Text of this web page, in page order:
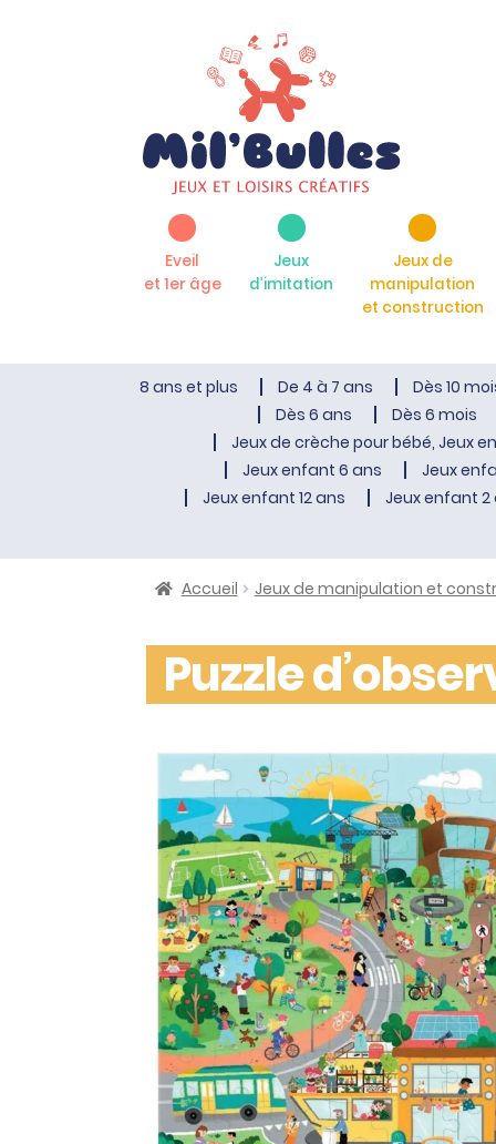
Eveil
et 1er âge
Jeux
d’imitation
Jeux de
manipulation
et construction
8 ans et plus De 4 à 7 ans
Dès 10
Dès 6 ans
Dès 6 mois
Jeux de crèche pour bébé, Jeux
Jeux enfant 6 ans
Jeux
Jeux enfant 12 ans
Jeux enfant 2
Accueil Jeux de manipulation et
Puzzle